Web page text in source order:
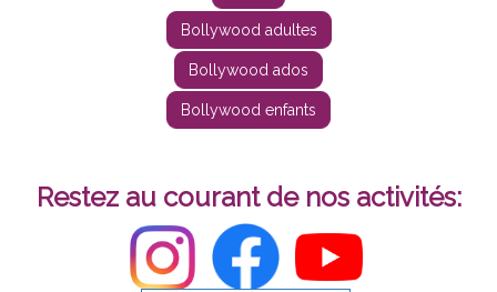
Bollywood adultes
Bollywood ados
Bollywood enfants
Restez au courant de nos activités: